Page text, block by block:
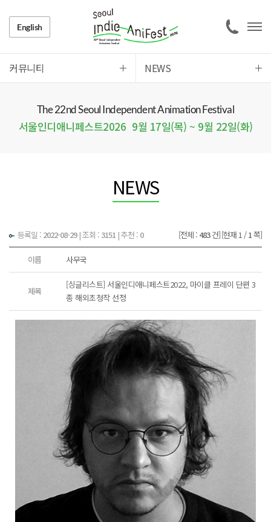
English
커뮤니티 NEWS
The 22nd Seoul Independent Animation Festival
서울인디애니페스트2026 9월 17일(목) ~ 9월 22일(화)
NEWS
등록일 : 2022-08-29|조회 :3151| 추천 : 0 [전체 : 483건][현재 1 /1쪽]
이름 사무국
제목
[싱글리스트] 서울인디애니페스트2022, 마이클 프레이 단편 3
종 해외초청작 선정